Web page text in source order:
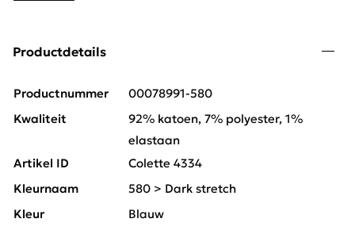
Productdetails
Productnummer
00078991-580
Kwaliteit
92% katoen, 7% polyester, 1%
elastaan
Artikel ID
Colette 4334
Kleurnaam
580 > Dark stretch
Kleur
Blauw